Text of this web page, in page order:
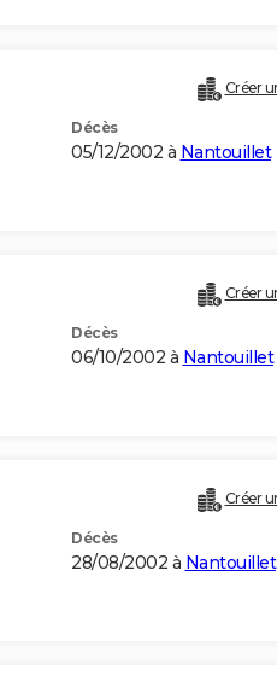
Créer
Décès
05/12/2002 à Nantouillet
Créer
Décès
06/10/2002 à Nantouillet
Créer
Décès
28/08/2002 à Nantouillet